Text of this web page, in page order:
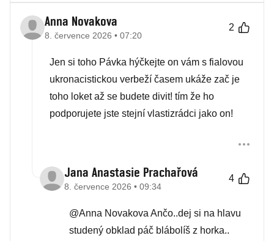
Anna Novakova
8. července 2026 • 07:20
2
Jen si toho Pávka hýčkejte on vám s fialovou
ukronacistickou verbeží časem ukáže zač je
toho loket až se budete divit! tím že ho
podporujete jste stejní vlastizrádci jako on!
Jana Anastasie Prachařová
8. července 2026 • 09:34
4
@Anna Novakova Ančo..dej si na hlavu
studený obklad páč blábolíš z horka..